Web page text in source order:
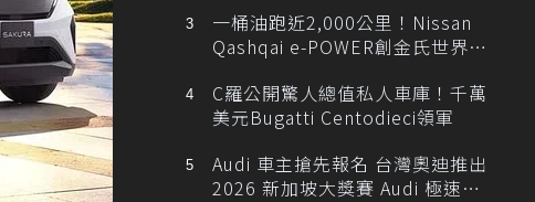
一桶油跑近2,000公里！Nissan
Qashqai e-POWER創金氏世界紀
C羅公開驚人總值私人車庫！千萬
美元Bugatti Centodieci領軍
Audi 車主搶先報名 台灣奧迪推出
2026 新加坡大獎賽 Audi 極速之